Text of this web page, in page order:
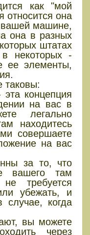
как "мой
относится она
вашей машине,
она в разных
штатах
некоторых -
ее элементы,
таковы:
эта концепция
на вас в
легально
находитесь
совершаете
на вас
за то, что
вашего там
требуется
убежать, и
когда
вы можете
через